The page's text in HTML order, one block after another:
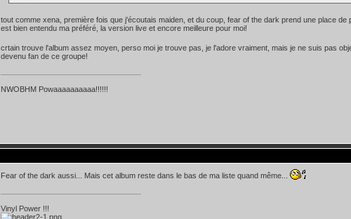
tout comme xena, première fois que j'écoutais maiden, et du coup, fear of the dark prend une place
est bien entendu ma préféré, la version live et encore meilleure pour moi!
crtain trouve l'album assez moyen, perso moi je trouve pas, je l'adore vraiment, mais je ne suis pas
devenu fan de ce groupe!
NWOBHM Powaaaaaaaaaa!!!!!!
Fear of the dark aussi... Mais cet album reste dans le bas de ma liste quand même...
Vinyl Power !!!